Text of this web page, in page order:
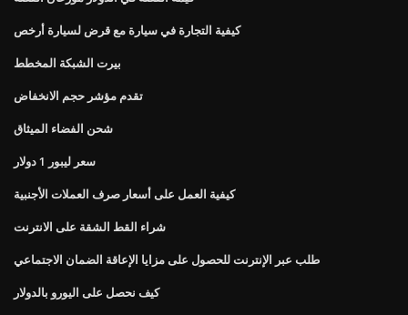
كيفية التجارة في سيارة مع قرض لسيارة أرخص
بيرت الشبكة المخطط
تقدم مؤشر حجم الانخفاض
شحن الفضاء الميثاق
سعر ليبور 1 دولار
كيفية العمل على أسعار صرف العملات الأجنبية
شراء القط الشقة على الانترنت
طلب عبر الإنترنت للحصول على مزايا الإعاقة الضمان الاجتماعي
كيف نحصل على اليورو بالدولار